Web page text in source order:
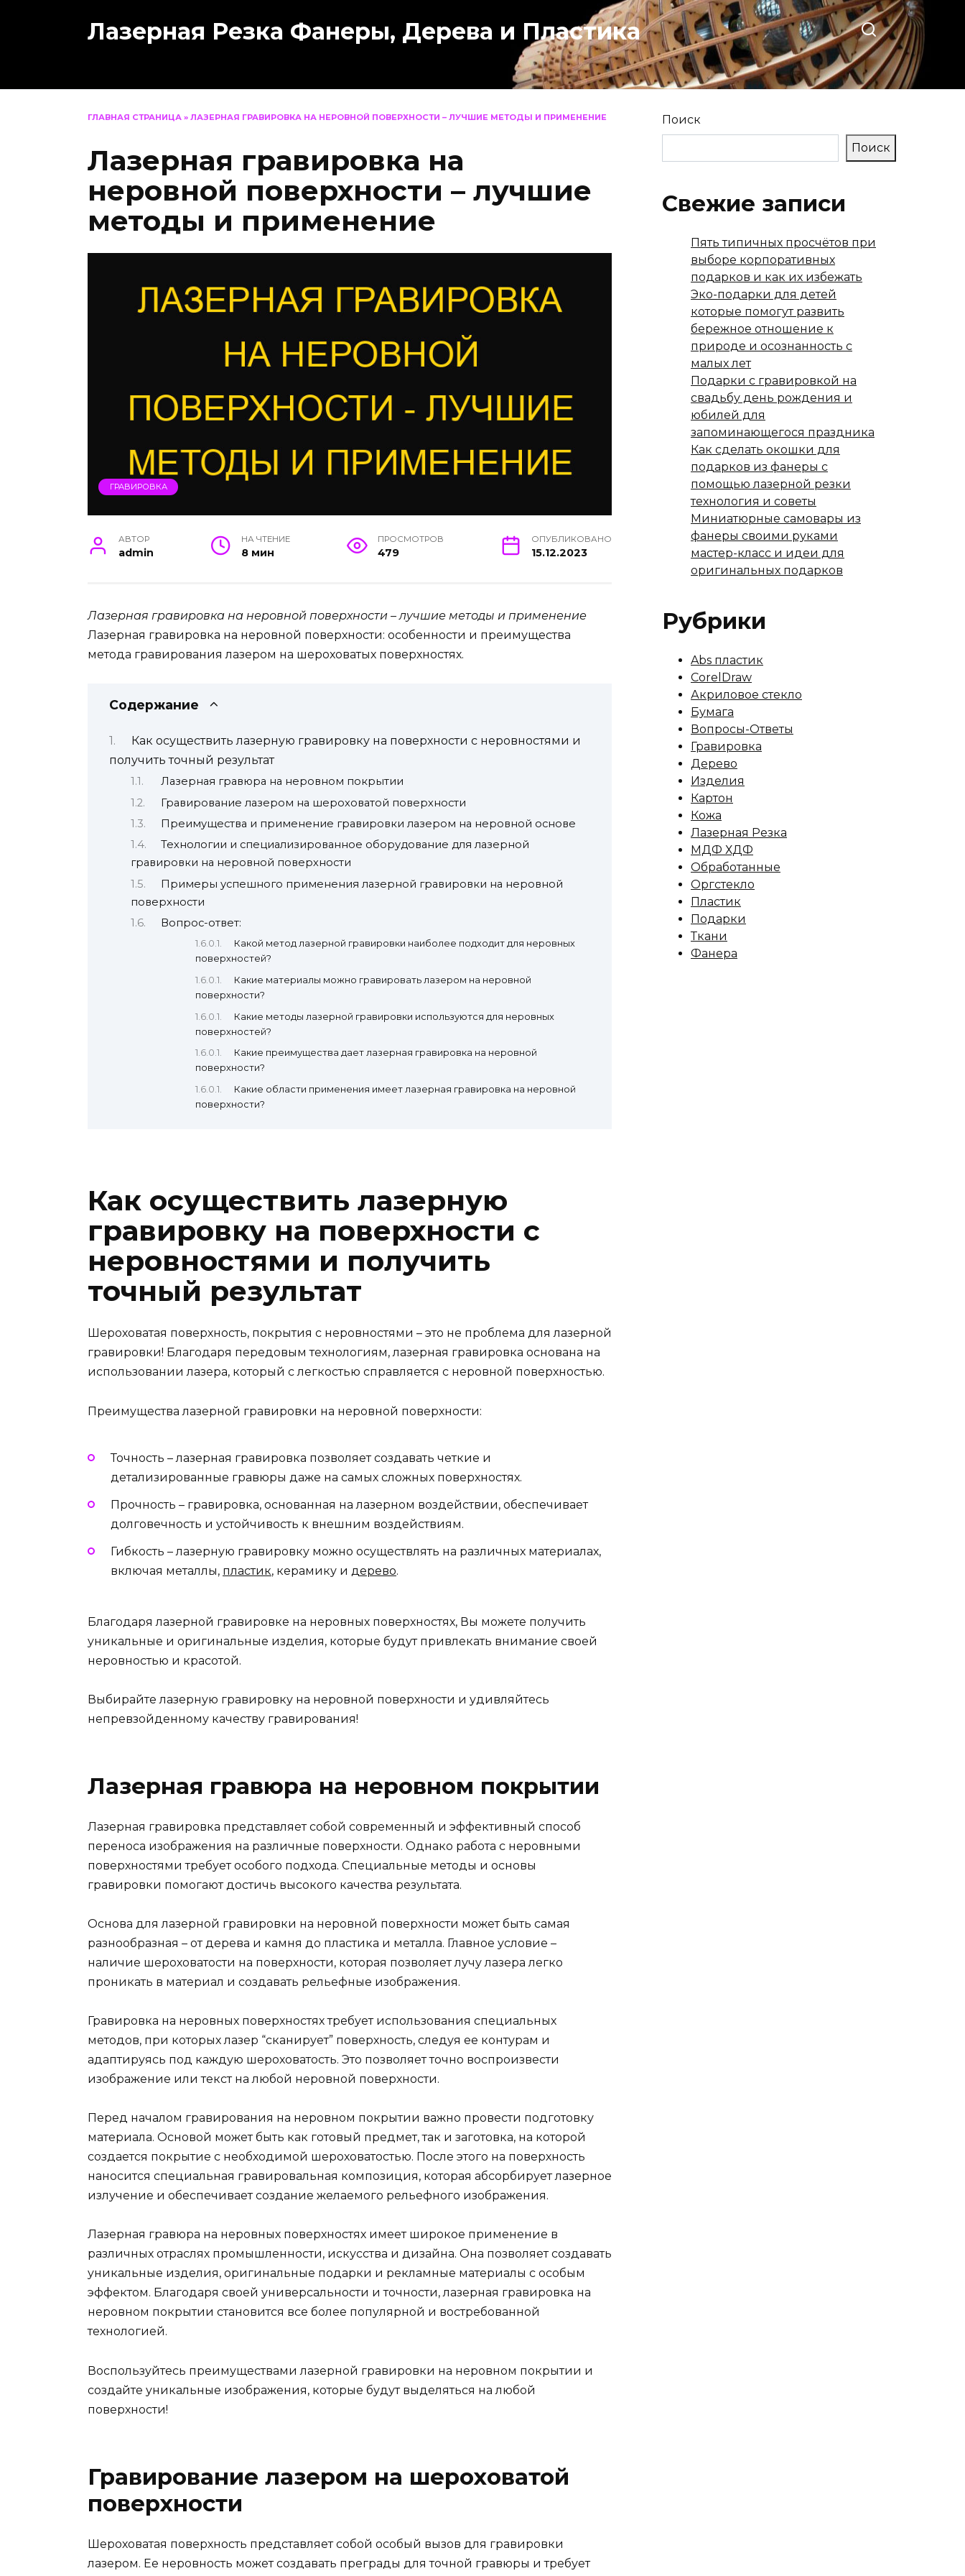
Лазерная Резка Фанеры, Дерева и Пластика
ГЛАВНАЯ СТРАНИЦА » ЛАЗЕРНАЯ ГРАВИРОВКА НА НЕРОВНОЙ ПОВЕРХНОСТИ – ЛУЧШИЕ МЕТОДЫ И ПРИМЕНЕНИЕ
Лазерная гравировка на
неровной поверхности – лучшие
методы и применение
ГРАВИРОВКА
АВТОР
admin
НА ЧТЕНИЕ
8 мин
ПРОСМОТРОВ
479
ОПУБЛИКОВАНО
15.12.2023
Лазерная гравировка на неровной поверхности – лучшие методы и применение
Лазерная гравировка на неровной поверхности: особенности и преимущества
метода гравирования лазером на шероховатых поверхностях.
Содержание
Как осуществить лазерную гравировку на поверхности с неровностями и
получить точный результат
Лазерная гравюра на неровном покрытии
Гравирование лазером на шероховатой поверхности
Преимущества и применение гравировки лазером на неровной основе
Технологии и специализированное оборудование для лазерной
гравировки на неровной поверхности
Примеры успешного применения лазерной гравировки на неровной
поверхности
Вопрос-ответ:
Какой метод лазерной гравировки наиболее подходит для неровных
поверхностей?
Какие материалы можно гравировать лазером на неровной
поверхности?
Какие методы лазерной гравировки используются для неровных
поверхностей?
Какие преимущества дает лазерная гравировка на неровной
поверхности?
Какие области применения имеет лазерная гравировка на неровной
поверхности?
Как осуществить лазерную
гравировку на поверхности с
неровностями и получить
точный результат
Шероховатая поверхность, покрытия с неровностями – это не проблема для лазерной
гравировки! Благодаря передовым технологиям, лазерная гравировка основана на
использовании лазера, который с легкостью справляется с неровной поверхностью.
Преимущества лазерной гравировки на неровной поверхности:
Точность – лазерная гравировка позволяет создавать четкие и
детализированные гравюры даже на самых сложных поверхностях.
Прочность – гравировка, основанная на лазерном воздействии, обеспечивает
долговечность и устойчивость к внешним воздействиям.
Гибкость – лазерную гравировку можно осуществлять на различных материалах,
включая металлы, пластик, керамику и дерево.
Благодаря лазерной гравировке на неровных поверхностях, Вы можете получить
уникальные и оригинальные изделия, которые будут привлекать внимание своей
неровностью и красотой.
Выбирайте лазерную гравировку на неровной поверхности и удивляйтесь
непревзойденному качеству гравирования!
Лазерная гравюра на неровном покрытии
Лазерная гравировка представляет собой современный и эффективный способ
переноса изображения на различные поверхности. Однако работа с неровными
поверхностями требует особого подхода. Специальные методы и основы
гравировки помогают достичь высокого качества результата.
Основа для лазерной гравировки на неровной поверхности может быть самая
разнообразная – от дерева и камня до пластика и металла. Главное условие –
наличие шероховатости на поверхности, которая позволяет лучу лазера легко
проникать в материал и создавать рельефные изображения.
Гравировка на неровных поверхностях требует использования специальных
методов, при которых лазер “сканирует” поверхность, следуя ее контурам и
адаптируясь под каждую шероховатость. Это позволяет точно воспроизвести
изображение или текст на любой неровной поверхности.
Перед началом гравирования на неровном покрытии важно провести подготовку
материала. Основой может быть как готовый предмет, так и заготовка, на которой
создается покрытие с необходимой шероховатостью. После этого на поверхность
наносится специальная гравировальная композиция, которая абсорбирует лазерное
излучение и обеспечивает создание желаемого рельефного изображения.
Лазерная гравюра на неровных поверхностях имеет широкое применение в
различных отраслях промышленности, искусства и дизайна. Она позволяет создавать
уникальные изделия, оригинальные подарки и рекламные материалы с особым
эффектом. Благодаря своей универсальности и точности, лазерная гравировка на
неровном покрытии становится все более популярной и востребованной
технологией.
Воспользуйтесь преимуществами лазерной гравировки на неровном покрытии и
создайте уникальные изображения, которые будут выделяться на любой
поверхности!
Гравирование лазером на шероховатой
поверхности
Шероховатая поверхность представляет собой особый вызов для гравировки
лазером. Ее неровность может создавать преграды для точной гравюры и требует
Поиск
Поиск
Свежие записи
Пять типичных просчётов при
выборе корпоративных
подарков и как их избежать
Эко-подарки для детей
которые помогут развить
бережное отношение к
природе и осознанность с
малых лет
Подарки с гравировкой на
свадьбу день рождения и
юбилей для
запоминающегося праздника
Как сделать окошки для
подарков из фанеры с
помощью лазерной резки
технология и советы
Миниатюрные самовары из
фанеры своими руками
мастер-класс и идеи для
оригинальных подарков
Рубрики
Abs пластик
CorelDraw
Акриловое стекло
Бумага
Вопросы-Ответы
Гравировка
Дерево
Изделия
Картон
Кожа
Лазерная Резка
МДФ ХДФ
Обработанные
Оргстекло
Пластик
Подарки
Ткани
Фанера